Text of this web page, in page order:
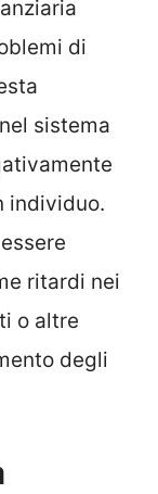
di
sistema
individuo.
ritardi nei
o altre
degli